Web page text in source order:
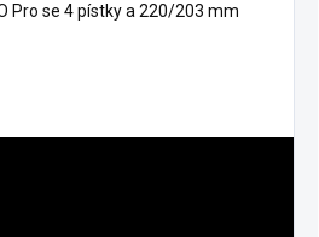
Pro se 4 pístky a 220/203 mm